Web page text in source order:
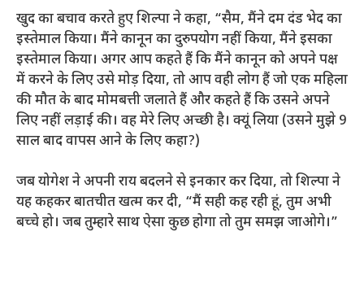
खुद का बचाव करते हुए शिल्पा ने कहा, “सैम, मैंने दम दंड भेद का
इस्तेमाल किया। मैंने कानून का दुरुपयोग नहीं किया, मैंने इसका
इस्तेमाल किया। अगर आप कहते हैं कि मैंने कानून को अपने पक्ष
में करने के लिए उसे मोड़ दिया, तो आप वही लोग हैं जो एक महिला
की मौत के बाद मोमबत्ती जलाते हैं और कहते हैं कि उसने अपने
लिए नहीं लड़ाई की। वह मेरे लिए अच्छी है। क्यूं लिया (उसने मुझे 9
साल बाद वापस आने के लिए कहा?)
जब योगेश ने अपनी राय बदलने से इनकार कर दिया, तो शिल्पा ने
यह कहकर बातचीत खत्म कर दी, “मैं सही कह रही हूं, तुम अभी
बच्चे हो। जब तुम्हारे साथ ऐसा कुछ होगा तो तुम समझ जाओगे।”